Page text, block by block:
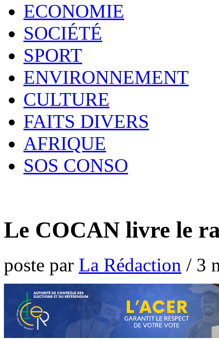
ECONOMIE
SOCIÉTÉ
SPORT
ENVIRONNEMENT
CULTURE
FAITS DIVERS
AFRIQUE
SOS CONSO
Le COCAN livre le
poste par La Rédaction / 3